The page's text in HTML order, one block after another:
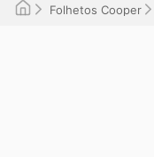
Folhetos Cooper